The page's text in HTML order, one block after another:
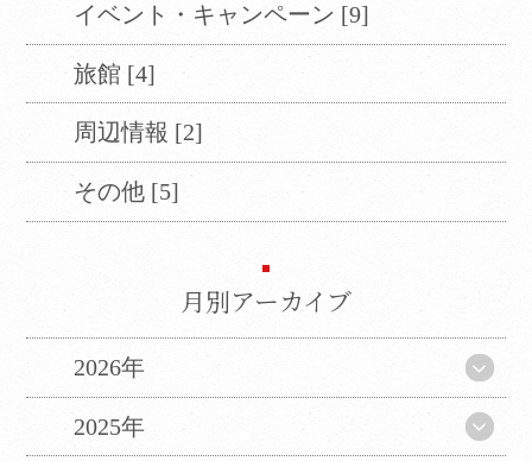
イベント・キャンペーン [9]
旅館 [4]
周辺情報 [2]
その他 [5]
月別アーカイブ
2026年
2025年
Translate
Select Language▼
当サイトは、外部サイトの翻訳サービス［